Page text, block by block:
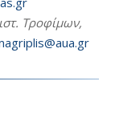
Τροφίμων,